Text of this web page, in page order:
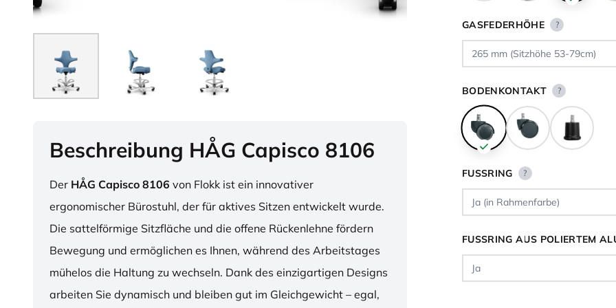
Beschreibung HÅG Capisco 8106
Der HÅG Capisco 8106 von Flokk ist ein innovativer
ergonomischer Bürostuhl, der für aktives Sitzen entwickelt wurde.
Die sattelförmige Sitzfläche und die offene Rückenlehne fördern
Bewegung und ermöglichen es Ihnen, während des Arbeitstages
mühelos die Haltung zu wechseln. Dank des einzigartigen Designs
arbeiten Sie dynamisch und bleiben gut im Gleichgewicht – egal,
GASFEDERHÖHE ?
BODENKONTAKT ?
FUSSRING ?
FUSSRING AUS POLIERTEM